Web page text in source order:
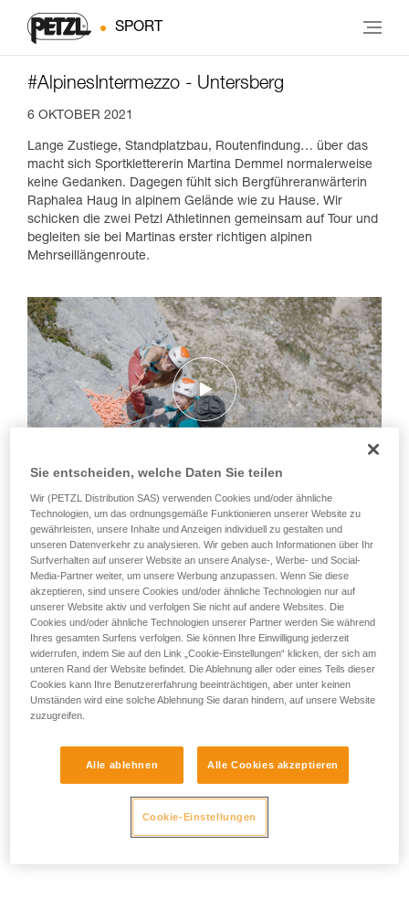
SPORT
#AlpinesIntermezzo - Untersberg
6 OKTOBER 2021
Lange Zustiege, Standplatzbau, Routenfindung… über das
macht sich Sportklettererin Martina Demmel normalerweise
keine Gedanken. Dagegen fühlt sich Bergführeranwärterin
Raphalea Haug in alpinem Gelände wie zu Hause. Wir
schicken die zwei Petzl Athletinnen gemeinsam auf Tour und
begleiten sie bei Martinas erster richtigen alpinen
Mehrseillängenroute.
Sie entscheiden, welche Daten Sie teilen
Wir (PETZL Distribution SAS) verwenden Cookies und/oder ähnliche
Technologien, um das ordnungsgemäße Funktionieren unserer Website zu
gewährleisten, unsere Inhalte und Anzeigen individuell zu gestalten und
unseren Datenverkehr zu analysieren. Wir geben auch Informationen über Ihr
Surfverhalten auf unserer Website an unsere Analyse-, Werbe- und Social-
Media-Partner weiter, um unsere Werbung anzupassen. Wenn Sie diese
akzeptieren, sind unsere Cookies und/oder ähnliche Technologien nur auf
unserer Website aktiv und verfolgen Sie nicht auf andere Websites. Die
Cookies und/oder ähnliche Technologien unserer Partner werden Sie während
Ihres gesamten Surfens verfolgen. Sie können Ihre Einwilligung jederzeit
widerrufen, indem Sie auf den Link „Cookie-Einstellungen“ klicken, der sich am
unteren Rand der Website befindet. Die Ablehnung aller oder eines Teils dieser
Cookies kann Ihre Benutzererfahrung beeinträchtigen, aber unter keinen
Umständen wird eine solche Ablehnung Sie daran hindern, auf unsere Website
zuzugreifen.
Alle ablehnen Alle Cookies akzeptieren
Cookie-Einstellungen